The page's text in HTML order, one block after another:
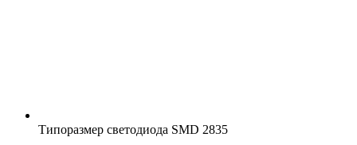
Типоразмер светодиода SMD 2835